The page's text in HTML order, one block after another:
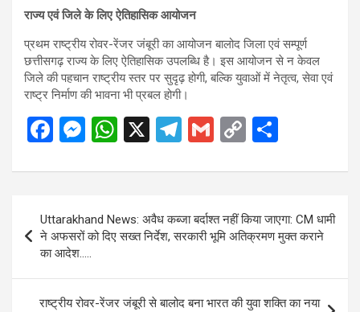
राज्य एवं जिले के लिए ऐतिहासिक आयोजन
प्रथम राष्ट्रीय रोवर-रेंजर जंबूरी का आयोजन बालोद जिला एवं सम्पूर्ण
छत्तीसगढ़ राज्य के लिए ऐतिहासिक उपलब्धि है। इस आयोजन से न केवल
जिले की पहचान राष्ट्रीय स्तर पर सुदृढ़ होगी, बल्कि युवाओं में नेतृत्व, सेवा एवं
राष्ट्र निर्माण की भावना भी प्रबल होगी।
F
ce
o
o
k
M
se
g
er
W
at
A
p
X
T
e
a
G
ail
C
py
Li
n
ar
navigation
Uttarakhand News: अवैध कब्जा बर्दाश्त नहीं किया जाएगा: CM धामी
ने अफसरों को दिए सख्त निर्देश, सरकारी भूमि अतिक्रमण मुक्त कराने
का आदेश…..
राष्ट्रीय रोवर-रेंजर जंबूरी से बालोद बना भारत की युवा शक्ति का नया